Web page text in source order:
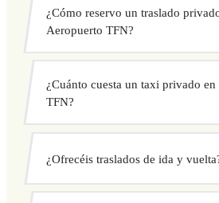
¿Cómo reservo un traslado
Aeropuerto TFN?
tu traslado al instante. Elige recogida y
¿Cuánto cuesta un taxi privado
TFN?
precio fijo cerrado antes de salir. Sin
sorpresas. Consulta tu precio al
¿Ofrecéis traslados de ida y